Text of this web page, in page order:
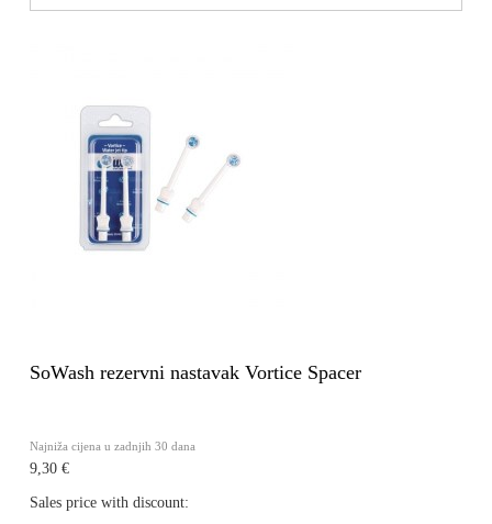
SoWash rezervni nastavak Vortice Spacer
Najniža cijena u zadnjih 30 dana
9,30 €
Sales price with discount: